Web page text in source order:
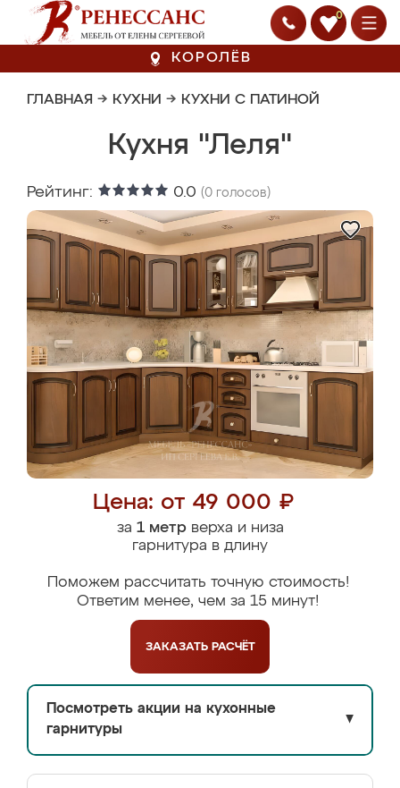
0
КОРОЛЁВ
ГЛАВНАЯ → КУХНИ → КУХНИ С ПАТИНОЙ
Кухня "Леля"
Рейтинг: 0.0 (0 голосов)
Цена: от 49 000 ₽
за 1 метрверха и низа
гарнитура в длину
Поможем рассчитать точную стоимость!
Ответим менее, чем за 15 минут!
ЗАКАЗАТЬ РАСЧЁТ
Посмотреть акции на кухонные
гарнитуры
▼